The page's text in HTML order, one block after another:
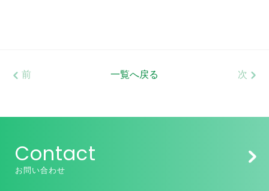
前 一覧へ戻る 次
Contact
お問い合わせ